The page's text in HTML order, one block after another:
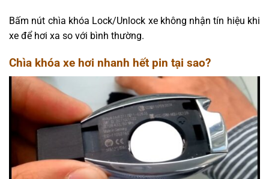
Bấm nút chìa khóa Lock/Unlock xe không nhận tín hiệu khi
xe để hơi xa so với bình thường.
Chìa khóa xe hơi nhanh hết pin tại sao?